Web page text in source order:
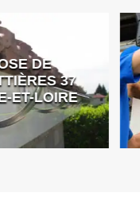
DE
37
LOIRE